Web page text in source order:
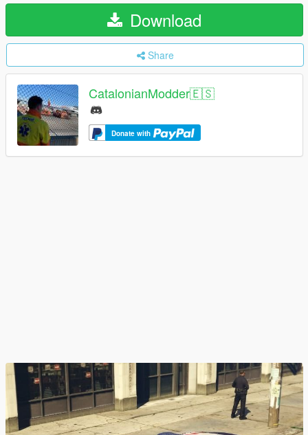
Download
Share
CatalonianModder🇪🇸
Donate with